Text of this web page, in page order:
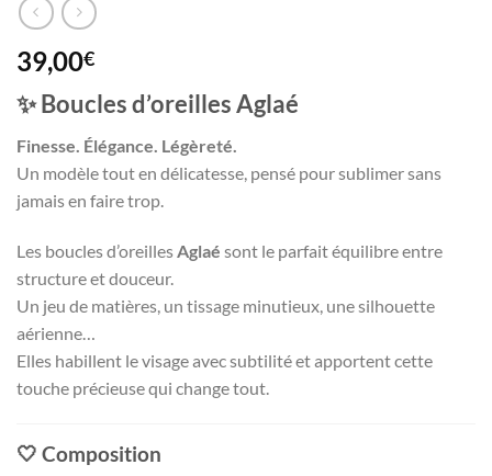
39,00€
✨ Boucles d’oreilles Aglaé
Finesse. Élégance. Légèreté.
Un modèle tout en délicatesse, pensé pour sublimer sans
jamais en faire trop.
Les boucles d’oreilles Aglaé sont le parfait équilibre entre
structure et douceur.
Un jeu de matières, un tissage minutieux, une silhouette
aérienne…
Elles habillent le visage avec subtilité et apportent cette
touche précieuse qui change tout.
🤍 Composition